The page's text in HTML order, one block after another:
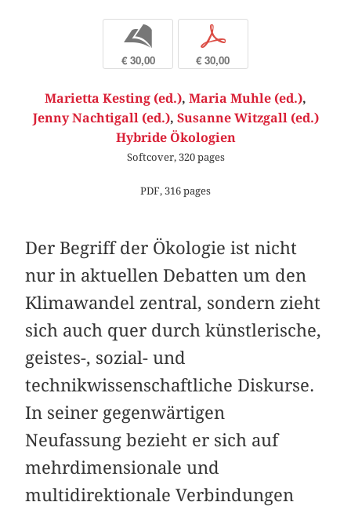
b
€ 30,00
p
€ 30,00
Marietta Kesting (ed.), Maria Muhle (ed.),
Jenny Nachtigall (ed.), Susanne Witzgall (ed.)
Hybride Ökologien
Softcover, 320 pages
PDF, 316 pages
Der Begriff der Ökologie ist nicht
nur in aktuellen Debatten um den
Klimawandel zentral, sondern zieht
sich auch quer durch künstlerische,
geistes-, sozial- und
technikwissenschaftliche Diskurse.
In seiner gegenwärtigen
Neufassung bezieht er sich auf
mehr­dimensionale und
multidirektionale Verbindungen